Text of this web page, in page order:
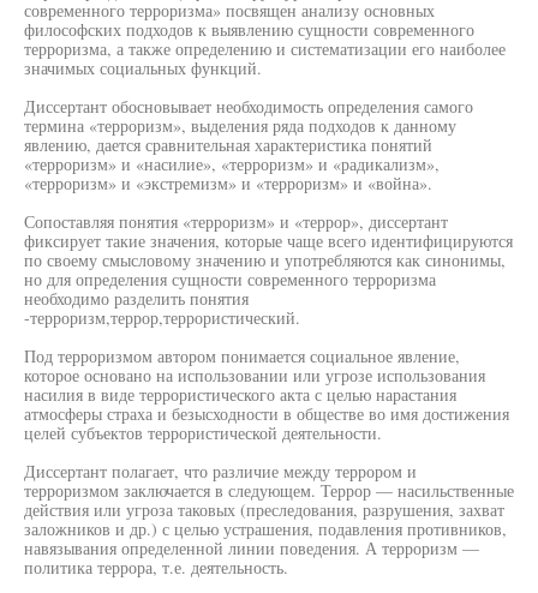
современного терроризма» посвящен анализу основных
философских подходов к выявлению сущности современного
терроризма, а также определению и систематизации его наиболее
значимых социальных функций.
Диссертант обосновывает необходимость определения самого
термина «терроризм», выделения ряда подходов к данному
явлению, дается сравнительная характеристика понятий
«терроризм» и «насилие», «терроризм» и «радикализм»,
«терроризм» и «экстремизм» и «терроризм» и «война».
Сопоставляя понятия «терроризм» и «террор», диссертант
фиксирует такие значения, которые чаще всего идентифицируются
по своему смысловому значению и употребляются как синонимы,
но для определения сущности современного терроризма
необходимо разделить понятия
-терроризм,террор,террористический.
Под терроризмом автором понимается социальное явление,
которое основано на использовании или угрозе использования
насилия в виде террористического акта с целью нарастания
атмосферы страха и безысходности в обществе во имя достижения
целей субъектов террористической деятельности.
Диссертант полагает, что различие между террором и
терроризмом заключается в следующем. Террор — насильственные
действия или угроза таковых (преследования, разрушения, захват
заложников и др.) с целью устрашения, подавления противников,
навязывания определенной линии поведения. А терроризм —
политика террора, т.е. деятельность.